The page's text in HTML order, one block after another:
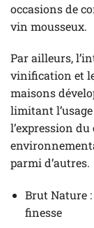
occasions de
vin mousseux.
Par ailleurs,
vinification et
maisons
limitant
l’expression
parmi d’autres.
Brut Nature :
finesse